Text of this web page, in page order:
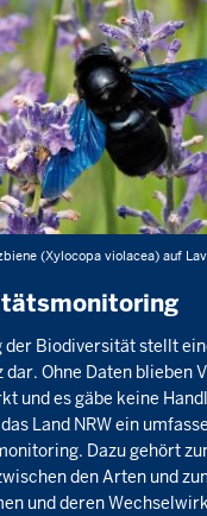
(Xylocopa violacea) auf
der Biodiversität stellt
Ohne Daten blieben
und es gäbe keine
Land NRW ein
Dazu gehört
den Arten und
und deren